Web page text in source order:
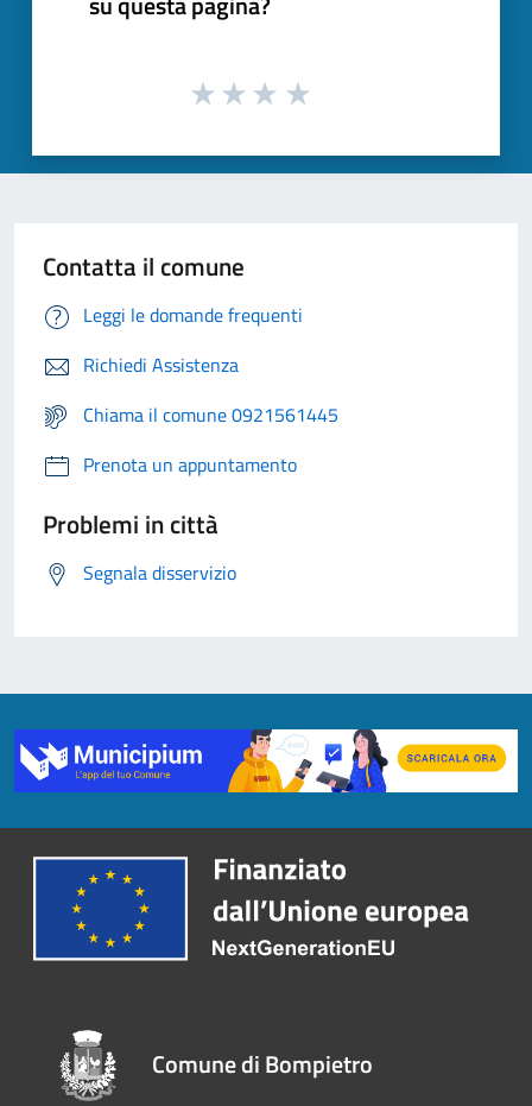
Contatta il comune
Leggi le domande frequenti
Richiedi Assistenza
Chiama il comune 0921561445
Prenota un appuntamento
Problemi in città
Segnala disservizio
Comune di Bompietro